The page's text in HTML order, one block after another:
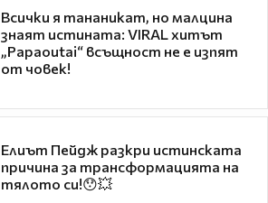
Всички я тананикат, но малцина
знаят истината: VIRAL хитът
„Papaoutai“ всъщност не е изпят
от човек!
Елиът Пейдж разкри истинската
причина за трансформацията на
тялото си!😯💥